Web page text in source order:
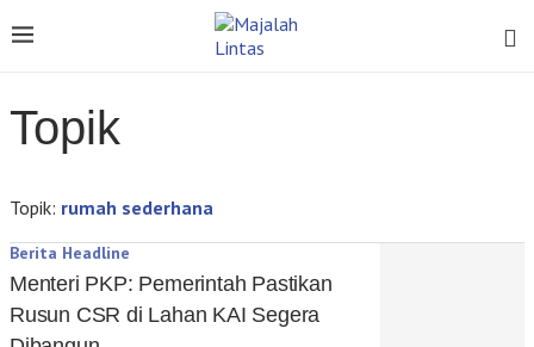
Topik
Topik: rumah sederhana
Berita Headline
Menteri PKP: Pemerintah Pastikan
Rusun CSR di Lahan KAI Segera